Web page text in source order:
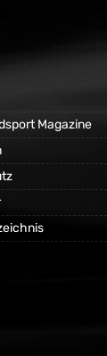
Magazine